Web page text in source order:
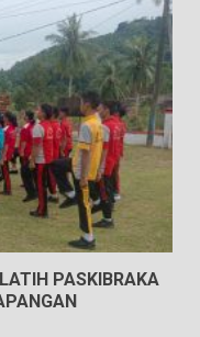
PASKIBRAKA